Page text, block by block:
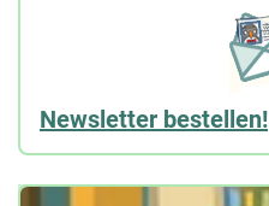
Newsletter bestellen!